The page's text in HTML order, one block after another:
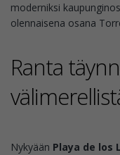
moderniksi
olennaisena osana
Ranta
Nykyään Playa de los